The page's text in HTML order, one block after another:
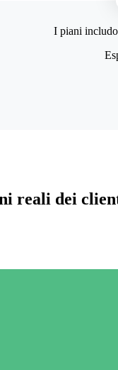
I piani
reali dei